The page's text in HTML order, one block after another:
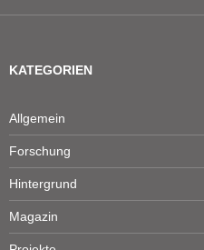
KATEGORIEN
Allgemein
Forschung
Hintergrund
Magazin